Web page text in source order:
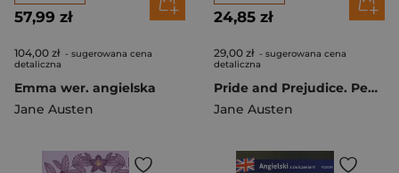
57,99 zł
104,00 zł - sugerowana cena
detaliczna
Emma wer. angielska
Jane Austen
24,85 zł
29,00 zł - sugerowana cena
detaliczna
Pride and Prejudice. Penguin Readers Level 4 wer. angielska
Jane Austen